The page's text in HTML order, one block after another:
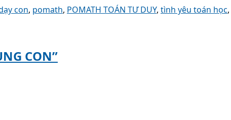
con, pomath, POMATH TOÁN TƯ DUY, tình yêu toán học,
CON”